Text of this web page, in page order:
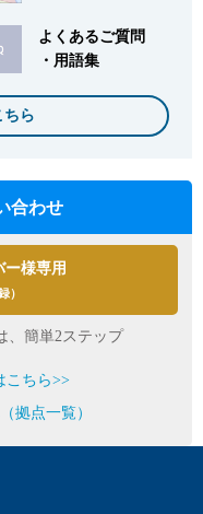
よくあるご質問
・用語集
ちら
合わせ
様専用
）
、簡単2ステップ
こちら>>
拠点一覧）